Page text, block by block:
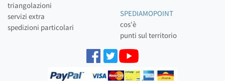
triangolazioni
servizi extra
spedizioni particolari
SPEDIAMOPOINT
cos'è
punti sul territorio